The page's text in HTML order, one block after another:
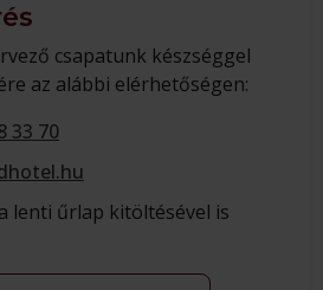
csapatunk készséggel
az alábbi elérhetőségen:
33 70
lenti űrlap kitöltésével is